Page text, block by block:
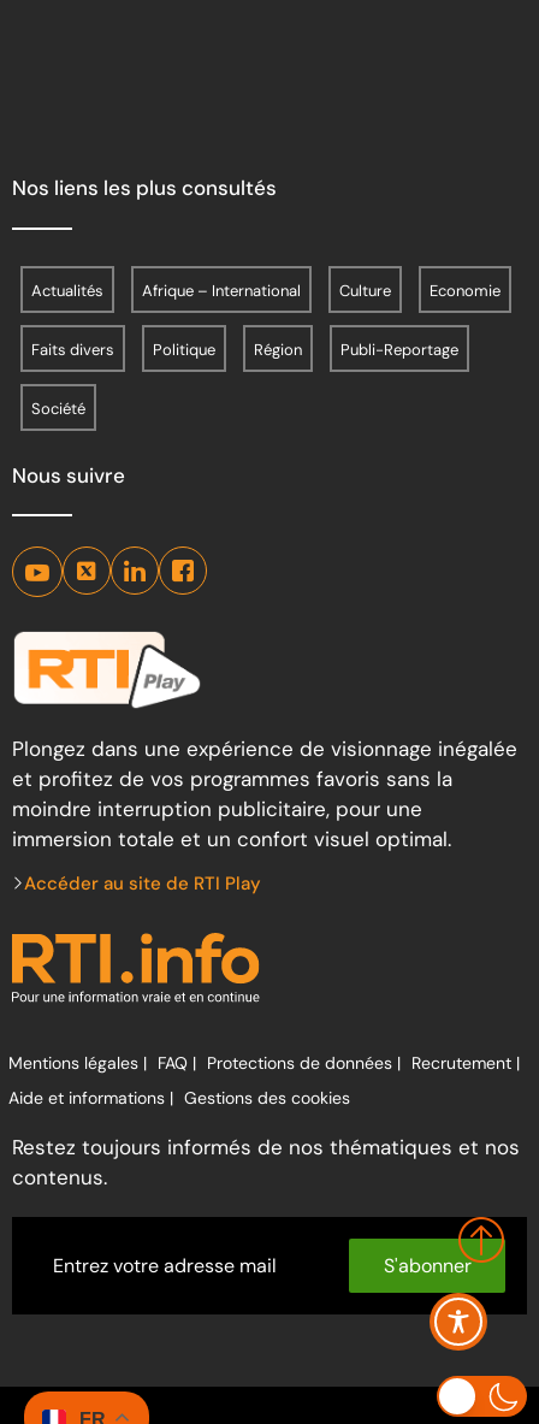
Nos liens les plus consultés
Actualités Afrique – International Culture Economie
Faits divers Politique Région Publi-Reportage
Société
Nous suivre
Plongez dans une expérience de visionnage inégalée
et profitez de vos programmes favoris sans la
moindre interruption publicitaire, pour une
immersion totale et un confort visuel optimal.
Accéder au site de RTI Play
Mentions légales | FAQ | Protections de données | Recrutement |
Aide et informations | Gestions des cookies
Restez toujours informés de nos thématiques et nos
contenus.
S'abonner